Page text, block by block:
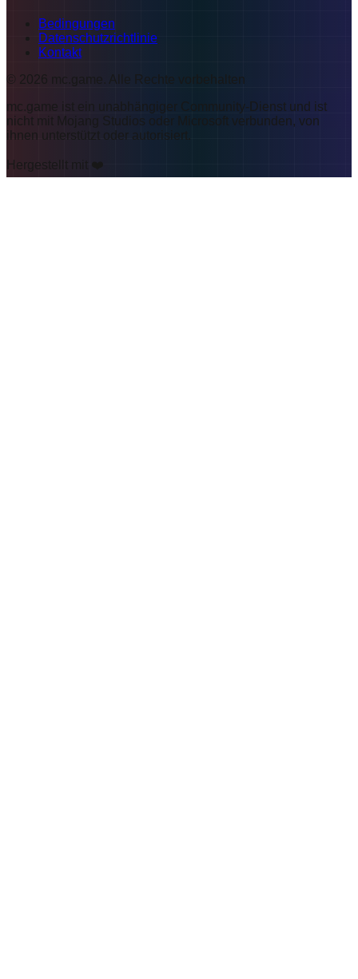
Bedingungen
Datenschutzrichtlinie
Kontakt
© 2026 mc.game
Alle Rechte vorbehalten
mc.game ist ein unabhängiger Community-Dienst und ist
nicht mit Mojang Studios oder Microsoft verbunden, von
ihnen unterstützt oder autorisiert.
Hergestellt mit ❤️